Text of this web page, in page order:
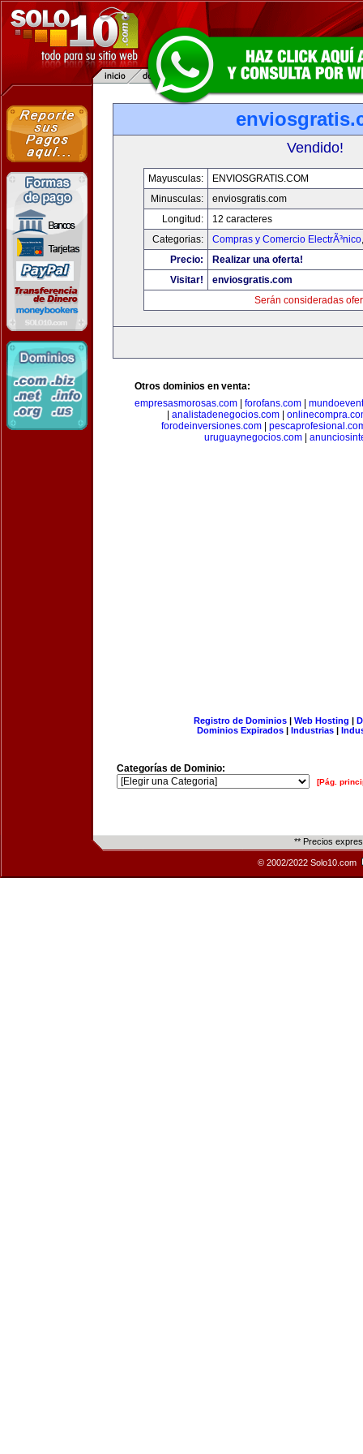
Vendido!
Mayusculas:
ENVIOSGRATIS.COM
Minusculas:
enviosgratis.com
Longitud:
12 caracteres
Categorias:
Compras y Comercio ElectrÃ³nico
Precio:
Realizar una oferta!
Visitar!
enviosgratis.com
Serán consideradas
Otros dominios en venta:
empresasmorosas.com
forofans.com
analistadenegocios.com
forodeinversiones.com
uruguaynegocios.com
Registro de Dominios| Web Hosting |
Dominios Expirados | Industrias |
Categorías de Dominio:
[Pág.
** Precios
© 2002/2022 Solo10.com